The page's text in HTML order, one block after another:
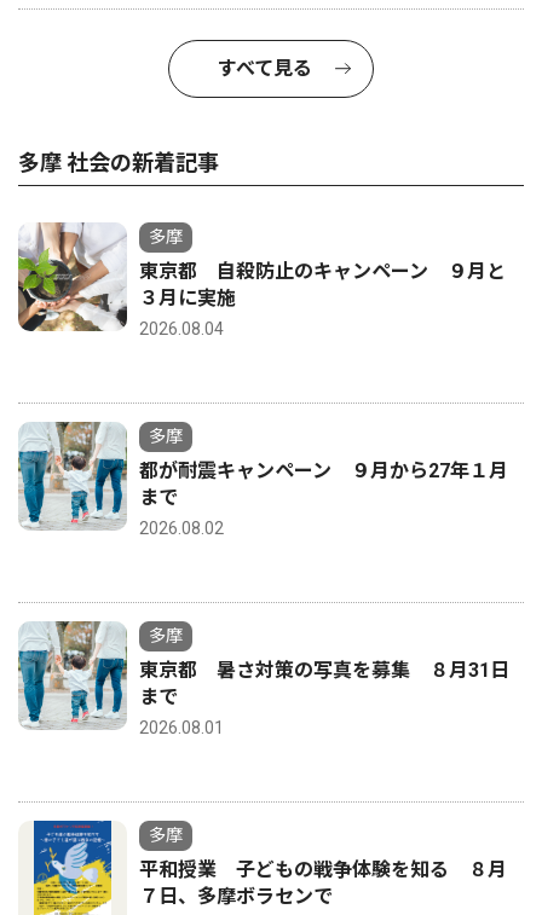
すべて見る
多摩 社会の新着記事
多摩
東京都 自殺防止のキャンペーン ９月と
３月に実施
2026.08.04
多摩
都が耐震キャンペーン ９月から27年１月
まで
2026.08.02
多摩
東京都 暑さ対策の写真を募集 ８月31日
まで
2026.08.01
多摩
平和授業 子どもの戦争体験を知る ８月
７日、多摩ボラセンで